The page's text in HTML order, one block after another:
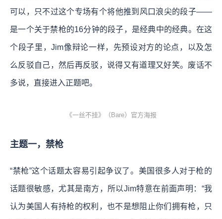
可以，只不过这个专场有个将他推到风口浪尖的段子——
是一个关于禁枪的16分钟的段子，是经典中的经典。在这
个段子里，Jim像辩论一样，先预设对方的论点，以及怎
么反驳自己，然后再反驳，说得又有道理又好笑。废话不
多说，直接进入正题吧。
《一丝不挂》（Bare）官方海报
主题一，禁枪
“禁枪”这个话题太容易引起争议了。美国很多人对于枪的
话题很敏感，尤其是南方，所以Jim特意在前面声明：“我
认为美国人有持枪的权利，也不是想阻止你们拥有枪，只